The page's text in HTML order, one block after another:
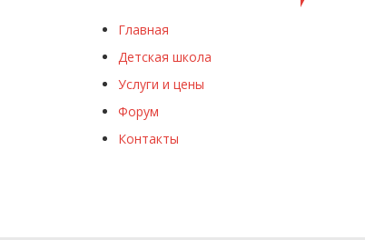
Главная
Детская школа
Услуги и цены
Форум
Контакты